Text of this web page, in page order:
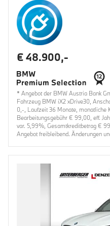
€ 48.900,-
* Angebot der BMW Austria Bank
Fahrzeug BMW iX2 xDrive30,
0,-, Laufzeit 36 Monate,
Bearbeitungsgebühr € 99,00, eff.
var. 5,99%, Gesamtkreditbetrag €
Angebot freibleibend. Änderungen